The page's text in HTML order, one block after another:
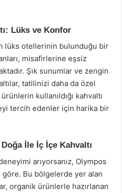
Lüks ve Konfor
lüks otellerinin bulunduğu bir
misafirlerine eşsiz
Şık sunumlar ve zengin
tatilinizi daha da özel
kullanıldığı kahvaltı
tercih edenler için harika bir
İle İç İçe Kahvaltı
arıyorsanız, Olympos
göre. Bu bölgelerde yer alan
organik ürünlerle hazırlanan